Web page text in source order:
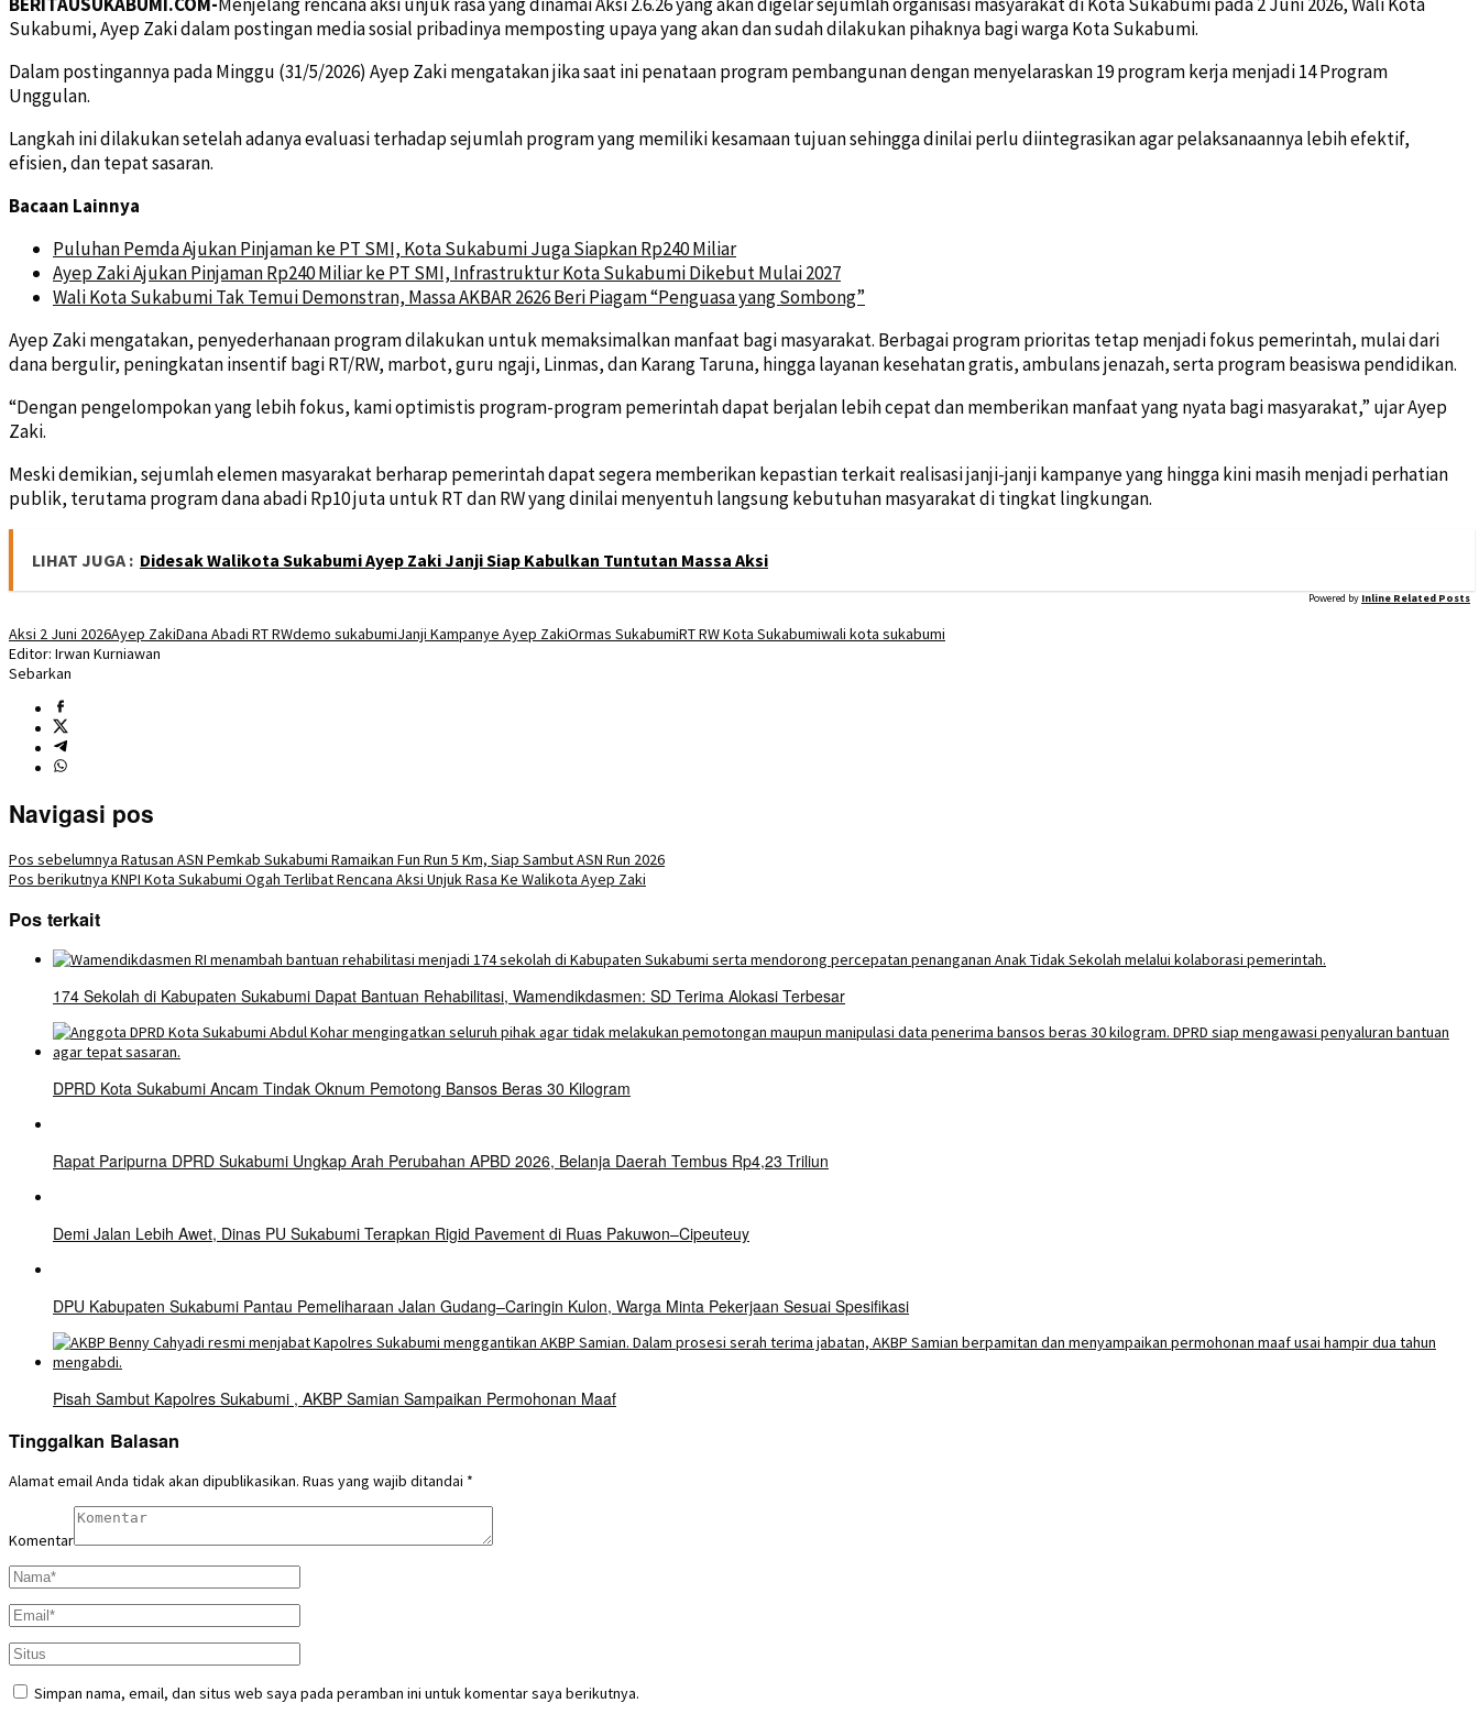
Sukabumi, Ayep Zaki dalam postingan media sosial pribadinya memposting upaya yang akan dan sudah dilakukan pihaknya bagi warga Kota Sukabumi.
Dalam postingannya pada Minggu (31/5/2026) Ayep Zaki mengatakan jika saat ini penataan program pembangunan dengan menyelaraskan 19 program kerja menjadi 14 Program
Unggulan.
Langkah ini dilakukan setelah adanya evaluasi terhadap sejumlah program yang memiliki kesamaan tujuan sehingga dinilai perlu diintegrasikan agar pelaksanaannya lebih efektif,
efisien, dan tepat sasaran.
Bacaan Lainnya
Puluhan Pemda Ajukan Pinjaman ke PT SMI, Kota Sukabumi Juga Siapkan Rp240 Miliar
Ayep Zaki Ajukan Pinjaman Rp240 Miliar ke PT SMI, Infrastruktur Kota Sukabumi Dikebut Mulai 2027
Wali Kota Sukabumi Tak Temui Demonstran, Massa AKBAR 2626 Beri Piagam “Penguasa yang Sombong”
Ayep Zaki mengatakan, penyederhanaan program dilakukan untuk memaksimalkan manfaat bagi masyarakat. Berbagai program prioritas tetap menjadi fokus pemerintah, mulai dari
dana bergulir, peningkatan insentif bagi RT/RW, marbot, guru ngaji, Linmas, dan Karang Taruna, hingga layanan kesehatan gratis, ambulans jenazah, serta program beasiswa pendidikan.
“Dengan pengelompokan yang lebih fokus, kami optimistis program-program pemerintah dapat berjalan lebih cepat dan memberikan manfaat yang nyata bagi masyarakat,” ujar Ayep
Zaki.
Meski demikian, sejumlah elemen masyarakat berharap pemerintah dapat segera memberikan kepastian terkait realisasi janji-janji kampanye yang hingga kini masih menjadi perhatian
publik, terutama program dana abadi Rp10 juta untuk RT dan RW yang dinilai menyentuh langsung kebutuhan masyarakat di tingkat lingkungan.
LIHAT JUGA : Didesak Walikota Sukabumi Ayep Zaki Janji Siap Kabulkan Tuntutan Massa Aksi
Powered by Inline Related Posts
Aksi 2 Juni 2026Ayep ZakiDana Abadi RT RWdemo sukabumiJanji Kampanye Ayep ZakiOrmas SukabumiRT RW Kota Sukabumiwali kota sukabumi
Editor: Irwan Kurniawan
Sebarkan
Navigasi pos
Pos sebelumnya Ratusan ASN Pemkab Sukabumi Ramaikan Fun Run 5 Km, Siap Sambut ASN Run 2026
Pos berikutnya KNPI Kota Sukabumi Ogah Terlibat Rencana Aksi Unjuk Rasa Ke Walikota Ayep Zaki
Pos terkait
174 Sekolah di Kabupaten Sukabumi Dapat Bantuan Rehabilitasi, Wamendikdasmen: SD Terima Alokasi Terbesar
DPRD Kota Sukabumi Ancam Tindak Oknum Pemotong Bansos Beras 30 Kilogram
Rapat Paripurna DPRD Sukabumi Ungkap Arah Perubahan APBD 2026, Belanja Daerah Tembus Rp4,23 Triliun
Demi Jalan Lebih Awet, Dinas PU Sukabumi Terapkan Rigid Pavement di Ruas Pakuwon–Cipeuteuy
DPU Kabupaten Sukabumi Pantau Pemeliharaan Jalan Gudang–Caringin Kulon, Warga Minta Pekerjaan Sesuai Spesifikasi
Pisah Sambut Kapolres Sukabumi , AKBP Samian Sampaikan Permohonan Maaf
Tinggalkan Balasan
Alamat email Anda tidak akan dipublikasikan. Ruas yang wajib ditandai *
Komentar
Simpan nama, email, dan situs web saya pada peramban ini untuk komentar saya berikutnya.